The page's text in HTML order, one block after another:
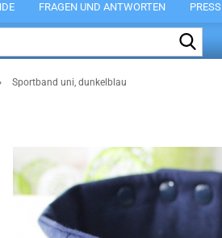
FRAGEN UND ANTWORTEN
Sportband uni, dunkelblau